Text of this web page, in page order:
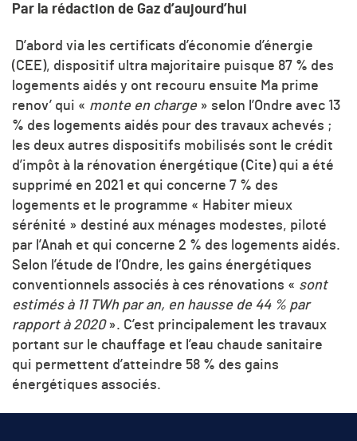
Par la rédaction de Gaz d’aujourd’hui
D’abord via les certificats d’économie d’énergie
(CEE), dispositif ultra majoritaire puisque 87 % des
logements aidés y ont recouru ensuite Ma prime
renov’ qui « monte en charge » selon l’Ondre avec 13
% des logements aidés pour des travaux achevés ;
les deux autres dispositifs mobilisés sont le crédit
d’impôt à la rénovation énergétique (Cite) qui a été
supprimé en 2021 et qui concerne 7 % des
logements et le programme « Habiter mieux
sérénité » destiné aux ménages modestes, piloté
par l’Anah et qui concerne 2 % des logements aidés.
Selon l’étude de l’Ondre, les gains énergétiques
conventionnels associés à ces rénovations « sont
estimés à 11 TWh par an, en hausse de 44 % par
rapport à 2020». C’est principalement les travaux
portant sur le chauffage et l’eau chaude sanitaire
qui permettent d’atteindre 58 % des gains
énergétiques associés.